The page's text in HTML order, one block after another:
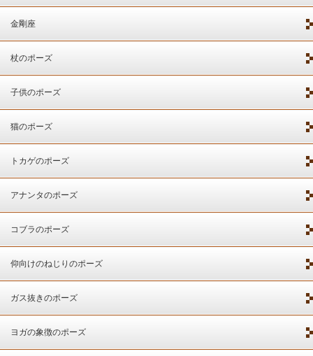
金剛座
杖のポーズ
子供のポーズ
猫のポーズ
トカゲのポーズ
アナンタのポーズ
コブラのポーズ
仰向けのねじりのポーズ
ガス抜きのポーズ
ヨガの象徴のポーズ